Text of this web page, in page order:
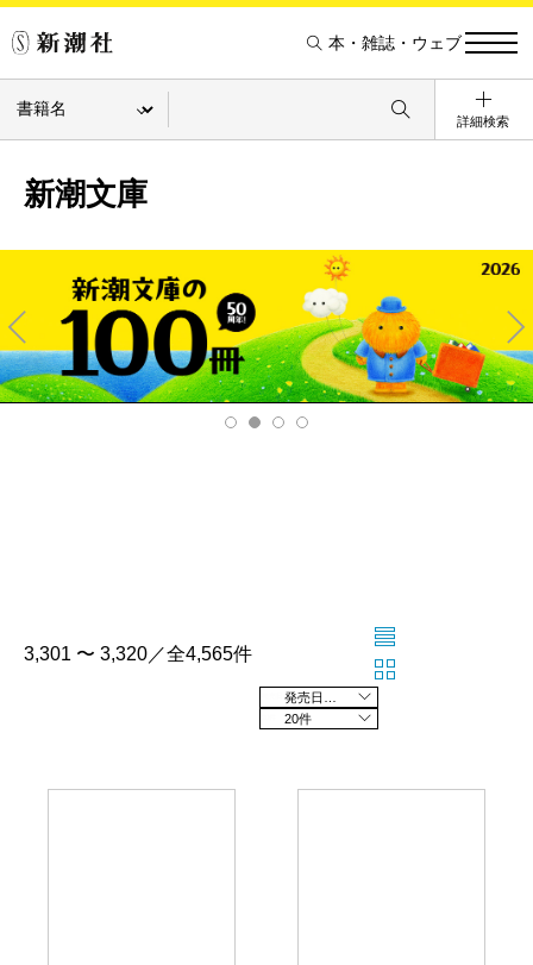
本・雑誌・ウェブ
詳細検索
新潮文庫
Pre
v
Ne
xt
3,301 〜 3,320／全4,565件
20件